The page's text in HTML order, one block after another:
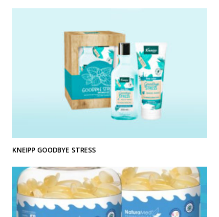
KNEIPP GOODBYE STRESS